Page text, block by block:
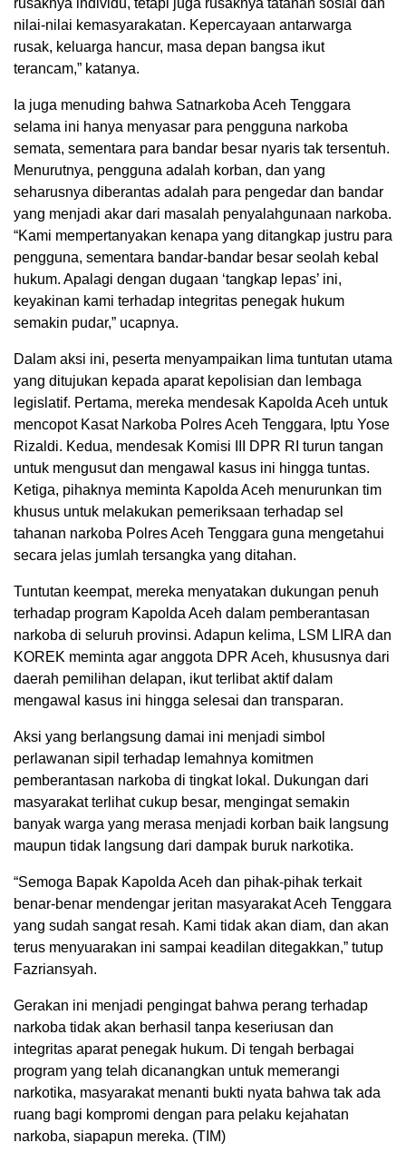
rusaknya individu, tetapi juga rusaknya tatanan sosial dan
nilai-nilai kemasyarakatan. Kepercayaan antarwarga
rusak, keluarga hancur, masa depan bangsa ikut
terancam,” katanya.
Ia juga menuding bahwa Satnarkoba Aceh Tenggara
selama ini hanya menyasar para pengguna narkoba
semata, sementara para bandar besar nyaris tak tersentuh.
Menurutnya, pengguna adalah korban, dan yang
seharusnya diberantas adalah para pengedar dan bandar
yang menjadi akar dari masalah penyalahgunaan narkoba.
“Kami mempertanyakan kenapa yang ditangkap justru para
pengguna, sementara bandar-bandar besar seolah kebal
hukum. Apalagi dengan dugaan ‘tangkap lepas’ ini,
keyakinan kami terhadap integritas penegak hukum
semakin pudar,” ucapnya.
Dalam aksi ini, peserta menyampaikan lima tuntutan utama
yang ditujukan kepada aparat kepolisian dan lembaga
legislatif. Pertama, mereka mendesak Kapolda Aceh untuk
mencopot Kasat Narkoba Polres Aceh Tenggara, Iptu Yose
Rizaldi. Kedua, mendesak Komisi III DPR RI turun tangan
untuk mengusut dan mengawal kasus ini hingga tuntas.
Ketiga, pihaknya meminta Kapolda Aceh menurunkan tim
khusus untuk melakukan pemeriksaan terhadap sel
tahanan narkoba Polres Aceh Tenggara guna mengetahui
secara jelas jumlah tersangka yang ditahan.
Tuntutan keempat, mereka menyatakan dukungan penuh
terhadap program Kapolda Aceh dalam pemberantasan
narkoba di seluruh provinsi. Adapun kelima, LSM LIRA dan
KOREK meminta agar anggota DPR Aceh, khususnya dari
daerah pemilihan delapan, ikut terlibat aktif dalam
mengawal kasus ini hingga selesai dan transparan.
Aksi yang berlangsung damai ini menjadi simbol
perlawanan sipil terhadap lemahnya komitmen
pemberantasan narkoba di tingkat lokal. Dukungan dari
masyarakat terlihat cukup besar, mengingat semakin
banyak warga yang merasa menjadi korban baik langsung
maupun tidak langsung dari dampak buruk narkotika.
“Semoga Bapak Kapolda Aceh dan pihak-pihak terkait
benar-benar mendengar jeritan masyarakat Aceh Tenggara
yang sudah sangat resah. Kami tidak akan diam, dan akan
terus menyuarakan ini sampai keadilan ditegakkan,” tutup
Fazriansyah.
Gerakan ini menjadi pengingat bahwa perang terhadap
narkoba tidak akan berhasil tanpa keseriusan dan
integritas aparat penegak hukum. Di tengah berbagai
program yang telah dicanangkan untuk memerangi
narkotika, masyarakat menanti bukti nyata bahwa tak ada
ruang bagi kompromi dengan para pelaku kejahatan
narkoba, siapapun mereka. (TIM)